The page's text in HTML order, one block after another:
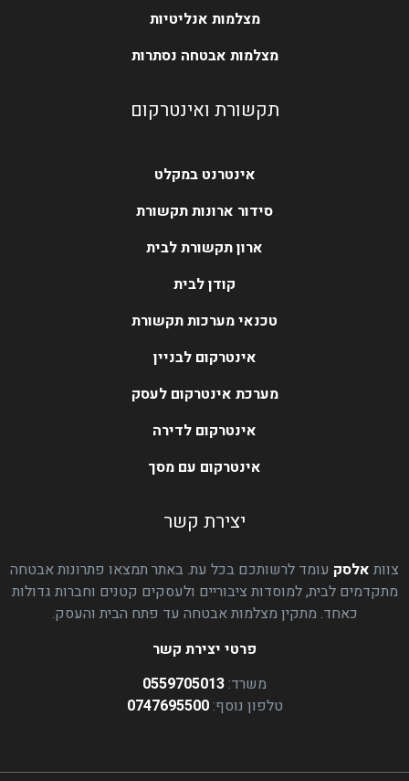
מצלמות אנליטיות
מצלמות אבטחה נסתרות
תקשורת ואינטרקום
אינטרנט במקלט
סידור ארונות תקשורת
ארון תקשורת לבית
קודן לבית
טכנאי מערכות תקשורת
אינטרקום לבניין
מערכת אינטרקום לעסק
אינטרקום לדירה
אינטרקום עם מסך
יצירת קשר
צוות אלסק עומד לרשותכם בכל עת. באתר תמצאו פתרונות אבטחה
מתקדמים לבית, למוסדות ציבוריים ולעסקים קטנים וחברות גדולות
כאחד. מתקין מצלמות אבטחה עד פתח הבית והעסק.
פרטי יצירת קשר
משרד:0559705013
טלפון נוסף:0747695500